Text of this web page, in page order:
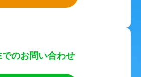
のお問い合わせ